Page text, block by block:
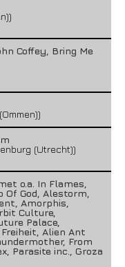
Coffey, Bring Me
(Utrecht))
o.a. In Flames,
Of God, Alestorm,
Amorphis,
Culture,
Palace,
Alien Ant
From
Parasite inc., Groza